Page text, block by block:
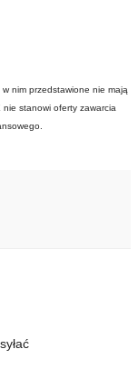
nim przedstawione nie mają
stanowi oferty zawarcia